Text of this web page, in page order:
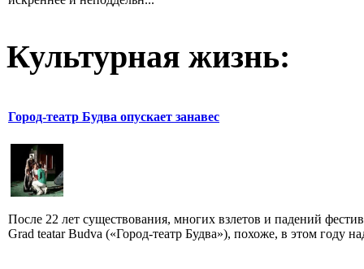
Культурная жизнь:
Город-театр Будва опускает занавес
После 22 лет существования, многих взлетов и падений
Grad teatar Budva («Город-театр Будва»), похоже, в этом году